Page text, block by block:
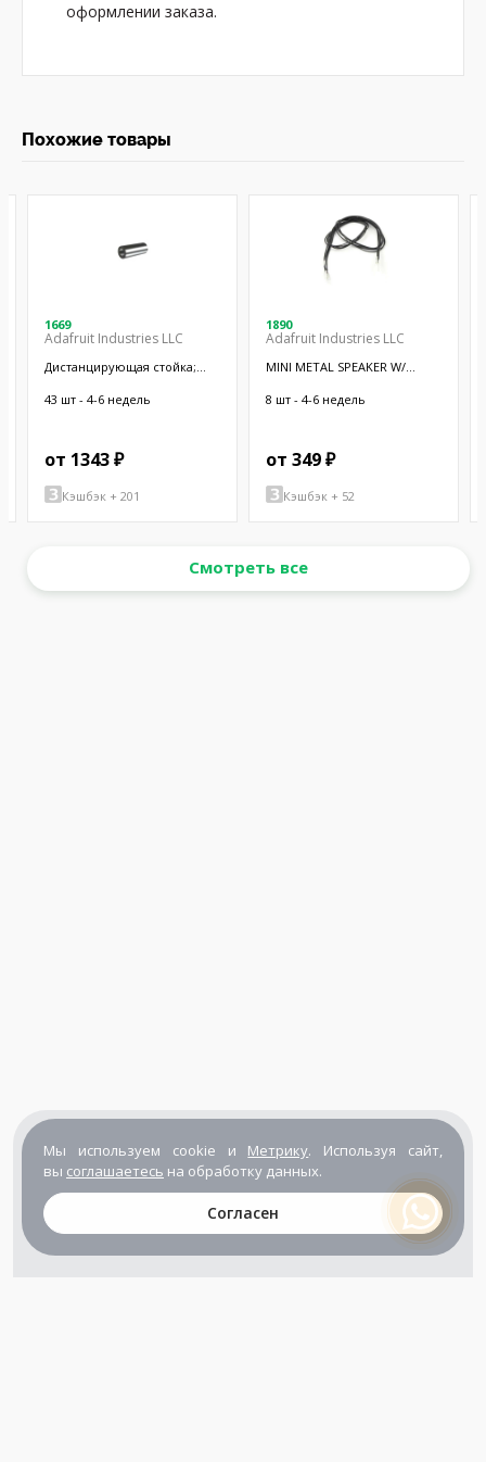
оформлении заказа.
Похожие товары
1669
Adafruit Industries LLC
Дистанцирующая стойка;
латунь; никель
43 шт - 4-6 недель
от 1343 ₽
Кэшбэк + 201
1890
Adafruit Industries LLC
MINI METAL SPEAKER W/
8 шт - 4-6 недель
от 349 ₽
Кэшбэк + 52
Смотреть все
Мы используем cookie и Метрику. Используя сайт,
вы соглашаетесь на обработку данных.
Согласен